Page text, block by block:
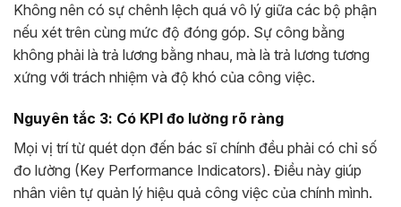
Không nên có sự chênh lệch quá vô lý giữa các bộ phận
nếu xét trên cùng mức độ đóng góp. Sự công bằng
không phải là trả lương bằng nhau, mà là trả lương tương
xứng với trách nhiệm và độ khó của công việc.
Nguyên tắc 3: Có KPI đo lường rõ ràng
Mọi vị trí từ quét dọn đến bác sĩ chính đều phải có chỉ số
đo lường (Key Performance Indicators). Điều này giúp
nhân viên tự quản lý hiệu quả công việc của chính mình.